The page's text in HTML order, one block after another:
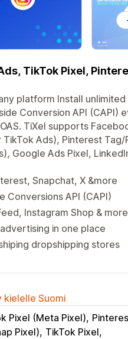
TikTok Pixel,
platform Install
Conversion API (CAPI)
TiXel supports
Ads), Pinterest
Google Ads Pixel,
Snapchat, X &more
Conversions API (CAPI)
Instagram Shop & more
in one place
dropshipping stores
kielelle Suomi
Pixel (Meta Pixel)
Pixel) TikTok Pixel